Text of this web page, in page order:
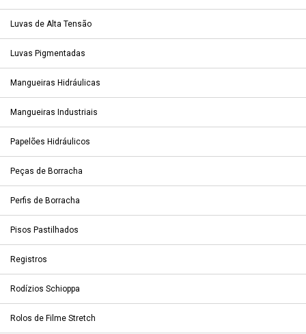
Luvas de Alta Tensão
Luvas Pigmentadas
Mangueiras Hidráulicas
Mangueiras Industriais
Papelões Hidráulicos
Peças de Borracha
Perfis de Borracha
Pisos Pastilhados
Registros
Rodízios Schioppa
Rolos de Filme Stretch